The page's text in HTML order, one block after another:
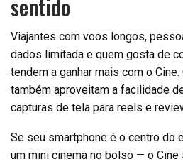
sentido
Viajantes com voos longos,
dados limitada e quem gosta de
tendem a ganhar mais com o
também aproveitam a facilidade
capturas de tela para reels e
Se seu smartphone é o centro do
um mini cinema no bolso — o